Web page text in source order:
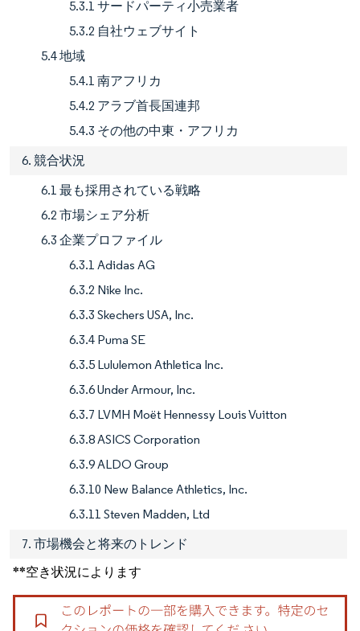
5.3.1 サードパーティ小売業者
5.3.2 自社ウェブサイト
5.4 地域
5.4.1 南アフリカ
5.4.2 アラブ首長国連邦
5.4.3 その他の中東・アフリカ
6. 競合状況
6.1 最も採用されている戦略
6.2 市場シェア分析
6.3 企業プロファイル
6.3.1 Adidas AG
6.3.2 Nike Inc.
6.3.3 Skechers USA, Inc.
6.3.4 Puma SE
6.3.5 Lululemon Athletica Inc.
6.3.6 Under Armour, Inc.
6.3.7 LVMH Moët Hennessy Louis Vuitton
6.3.8 ASICS Corporation
6.3.9 ALDO Group
6.3.10 New Balance Athletics, Inc.
6.3.11 Steven Madden, Ltd
7. 市場機会と将来のトレンド
**空き状況によります